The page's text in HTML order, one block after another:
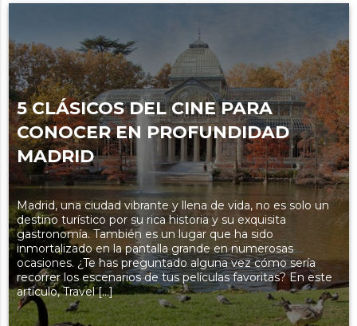
5 CLÁSICOS DEL CINE PARA
CONOCER EN PROFUNDIDAD
MADRID
Madrid, una ciudad vibrante y llena de vida, no es solo un
destino turístico por su rica historia y su exquisita
gastronomía. También es un lugar que ha sido
inmortalizado en la pantalla grande en numerosas
ocasiones. ¿Te has preguntado alguna vez cómo sería
recorrer los escenarios de tus películas favoritas? En este
artículo, Travel […]